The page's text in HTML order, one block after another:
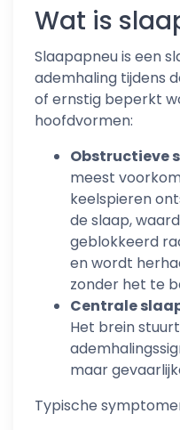
Wat is
Slaapapneu is een
ademhaling tijdens
of ernstig beperkt
hoofdvormen:
Obstructieve
meest
keelspieren
de slaap,
geblokkeerd
en wordt
zonder het te
Centrale
Het brein
maar
Typische